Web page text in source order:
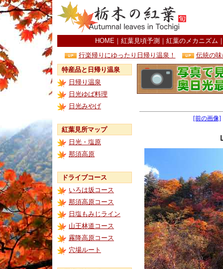
HOME ｜ 紅葉見頃予測 ｜ 紅葉のメカニズム
行楽帰りにゆったり日帰り温泉！
伝統の
特産品と日帰り温泉
日帰り温泉
日光ゆば料理
日光みやげ
紅葉見所マップ
日光・塩原
那須高原
ドライブコース
いろは坂コース
那須高原コース
日塩もみじライン
山王林道コース
霧降高原コース
穴場ルート
[前の画像]